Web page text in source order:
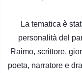
La tematica è
personalità del
Raimo, scrittore,
poeta, narratore e